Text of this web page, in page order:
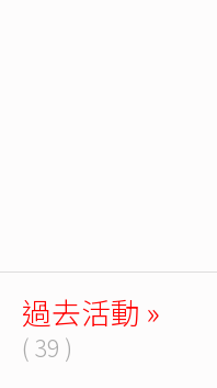
過去活動 »
( 39 )